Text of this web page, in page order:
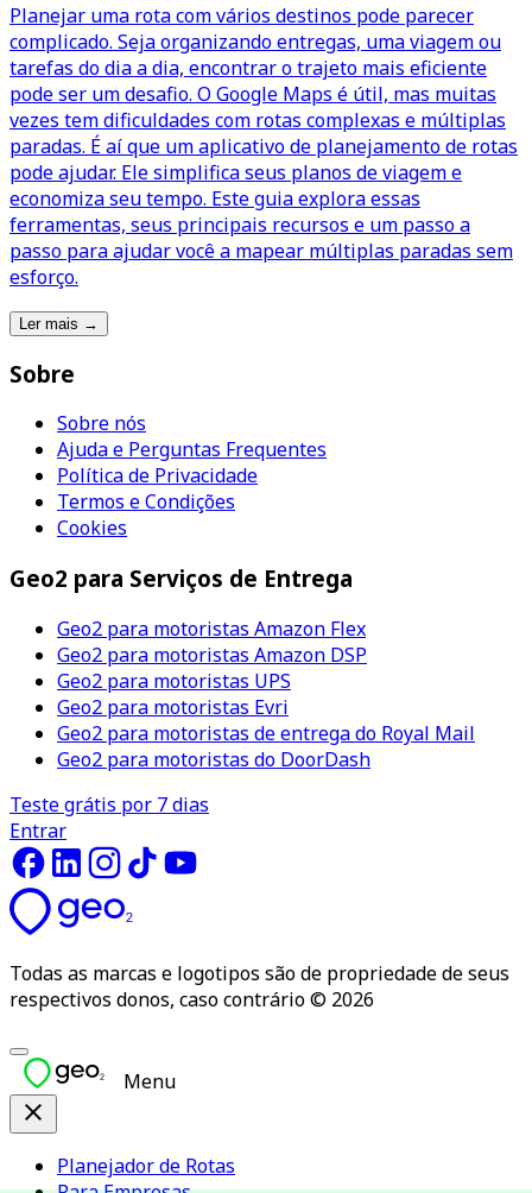
Planejar uma rota com vários destinos pode parecer
complicado. Seja organizando entregas, uma viagem ou
tarefas do dia a dia, encontrar o trajeto mais eficiente
pode ser um desafio. O Google Maps é útil, mas muitas
vezes tem dificuldades com rotas complexas e múltiplas
paradas. É aí que um aplicativo de planejamento de rotas
pode ajudar. Ele simplifica seus planos de viagem e
economiza seu tempo. Este guia explora essas
ferramentas, seus principais recursos e um passo a
passo para ajudar você a mapear múltiplas paradas sem
esforço.
Ler mais →
Sobre
Sobre nós
Ajuda e Perguntas Frequentes
Política de Privacidade
Termos e Condições
Cookies
Geo2 para Serviços de Entrega
Geo2 para motoristas Amazon Flex
Geo2 para motoristas Amazon DSP
Geo2 para motoristas UPS
Geo2 para motoristas Evri
Geo2 para motoristas de entrega do Royal Mail
Geo2 para motoristas do DoorDash
Teste grátis por 7 dias
Entrar
Todas as marcas e logotipos são de propriedade de seus
respectivos donos, caso contrário © 2026
Menu
Planejador de Rotas